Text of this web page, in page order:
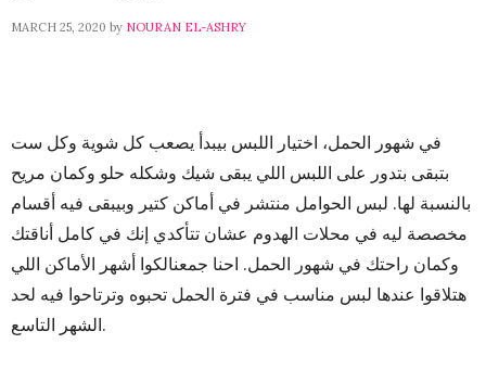
MARCH 25, 2020 by NOURAN EL-ASHRY
في شهور الحمل، اختيار اللبس بيبدأ يصعب كل شوية وكل ست
بتبقى بتدور على اللبس اللي يبقى شيك وشكله حلو وكمان مريح
بالنسبة لها. لبس الحوامل منتشر في أماكن كتير وبيبقى فيه أقسام
مخصصة ليه في محلات الهدوم عشان تتأكدي إنك في كامل أناقتك
وكمان راحتك في شهور الحمل. احنا جمعنالكوا أشهر الأماكن اللي
هتلاقوا عندها لبس مناسب في فترة الحمل تحبوه وترتاحوا فيه لحد
الشهر التاسع.